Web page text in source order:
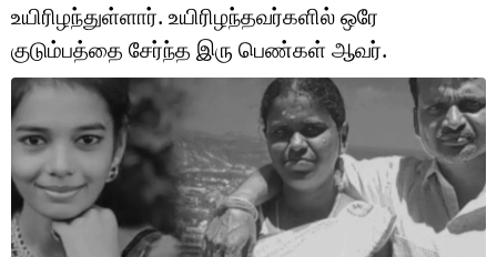
டெக்னாலஜி
ஆன்மீகம்
வைரல்
ஹெஃல்த்
ஷார்ட் வீடியோஸ்
உயிரிழந்துள்ளார். உயிரிழந்தவர்களில் ஒரே
குடும்பத்தை சேர்ந்த இரு பெண்கள் ஆவர்.